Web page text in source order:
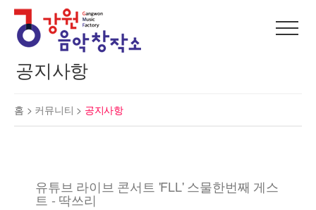
공지사항
홈 > 커뮤니티 > 공지사항
유튜브 라이브 콘서트 'FLL' 스물한번째 게스
트 - 딱쓰리